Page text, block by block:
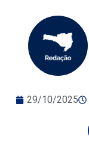
29/10/2025